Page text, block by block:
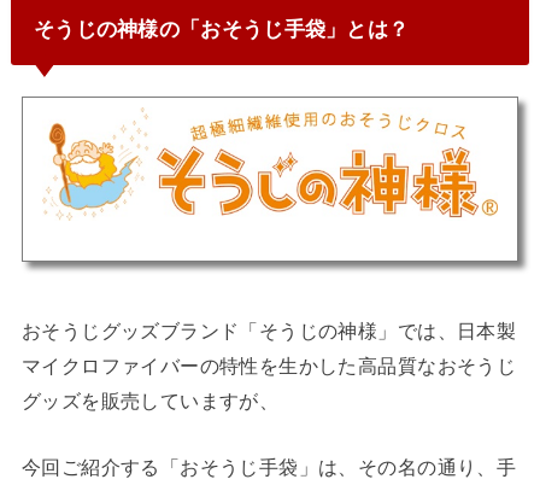
そうじの神様の「おそうじ手袋」とは？
おそうじグッズブランド「そうじの神様」では、日本製
マイクロファイバーの特性を生かした高品質なおそうじ
グッズを販売していますが、
今回ご紹介する「おそうじ手袋」は、その名の通り、 手